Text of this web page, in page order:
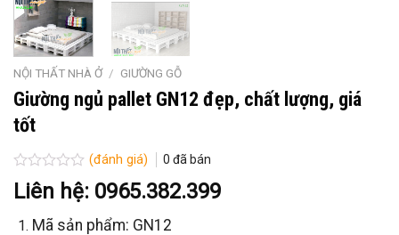
NỘI THẤT NHÀ Ở / GIƯỜNG GỖ
Giường ngủ pallet GN12 đẹp, chất lượng, giá
tốt
Được
xếp
0
(đánh giá) 0 đã bán
Liên hệ: 0965.382.399
Mã sản phẩm: GN12